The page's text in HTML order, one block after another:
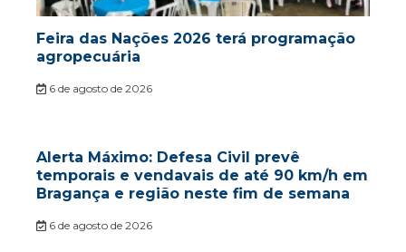
Feira das Nações 2026 terá programação
agropecuária
6 de agosto de 2026
Alerta Máximo: Defesa Civil prevê
temporais e vendavais de até 90 km/h em
Bragança e região neste fim de semana
6 de agosto de 2026